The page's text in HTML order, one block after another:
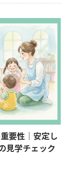
要性｜安定し
見学チェック